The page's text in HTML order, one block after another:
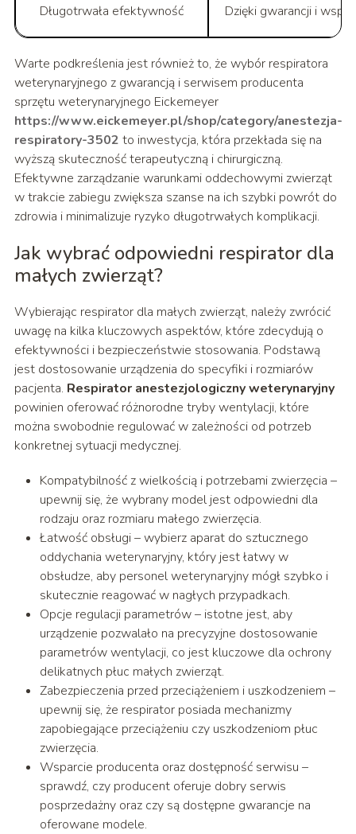
Długotrwała efektywność Dzięki gwarancji i
Warte podkreślenia jest również to, że wybór respiratora
weterynaryjnego z gwarancją i serwisem producenta
sprzętu weterynaryjnego Eickemeyer
https://www.eickemeyer.pl/shop/category/anestezja-
respiratory-3502 to inwestycja, która przekłada się na
wyższą skuteczność terapeutyczną i chirurgiczną.
Efektywne zarządzanie warunkami oddechowymi zwierząt
w trakcie zabiegu zwiększa szanse na ich szybki powrót do
zdrowia i minimalizuje ryzyko długotrwałych komplikacji.
Jak wybrać odpowiedni respirator dla
małych zwierząt?
Wybierając respirator dla małych zwierząt, należy zwrócić
uwagę na kilka kluczowych aspektów, które zdecydują o
efektywności i bezpieczeństwie stosowania. Podstawą
jest dostosowanie urządzenia do specyfiki i rozmiarów
pacjenta. Respirator anestezjologiczny weterynaryjny
powinien oferować różnorodne tryby wentylacji, które
można swobodnie regulować w zależności od potrzeb
konkretnej sytuacji medycznej.
Kompatybilność z wielkością i potrzebami zwierzęcia –
upewnij się, że wybrany model jest odpowiedni dla
rodzaju oraz rozmiaru małego zwierzęcia.
Łatwość obsługi – wybierz aparat do sztucznego
oddychania weterynaryjny, który jest łatwy w
obsłudze, aby personel weterynaryjny mógł szybko i
skutecznie reagować w nagłych przypadkach.
Opcje regulacji parametrów – istotne jest, aby
urządzenie pozwalało na precyzyjne dostosowanie
parametrów wentylacji, co jest kluczowe dla ochrony
delikatnych płuc małych zwierząt.
Zabezpieczenia przed przeciążeniem i uszkodzeniem –
upewnij się, że respirator posiada mechanizmy
zapobiegające przeciążeniu czy uszkodzeniom płuc
zwierzęcia.
Wsparcie producenta oraz dostępność serwisu –
sprawdź, czy producent oferuje dobry serwis
posprzedażny oraz czy są dostępne gwarancje na
oferowane modele.